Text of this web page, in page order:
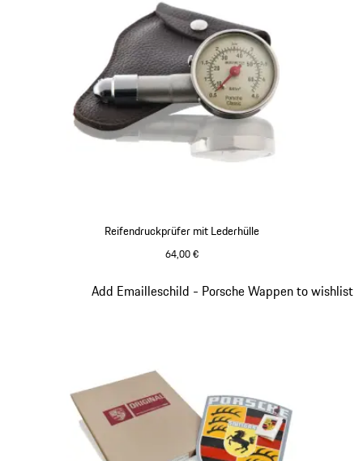
Reifendruckprüfer mit Lederhülle
64,00 €
Add Emailleschild - Porsche Wappen to wishlist